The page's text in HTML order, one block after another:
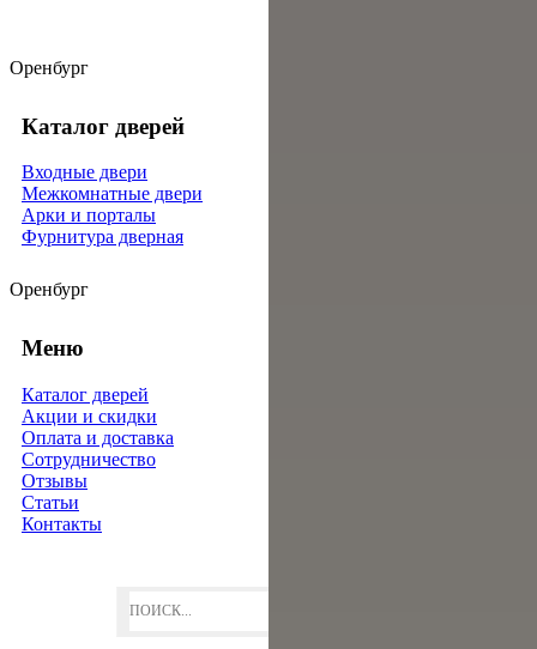
Оренбург
Каталог дверей
Входные двери
Межкомнатные двери
Арки и порталы
Фурнитура дверная
Оренбург
Меню
Каталог дверей
Акции и скидки
Оплата и доставка
Сотрудничество
Отзывы
Статьи
Контакты